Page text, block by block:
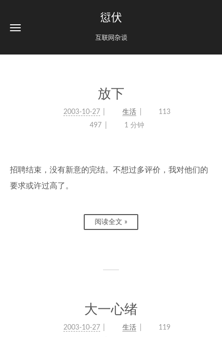
愆伏
互联网杂谈
放下
2003-10-27 生活
113
497
1 分钟
招聘结束，没有新意的完结。不想过多评价，我对他们的
要求或许过高了。
阅读全文 »
大一心绪
2003-10-27 生活
119